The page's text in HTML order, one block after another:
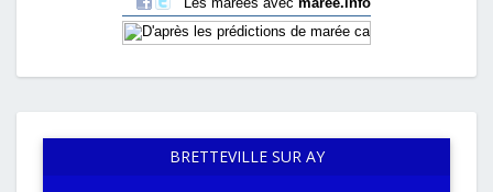
BRETTEVILLE SUR AY